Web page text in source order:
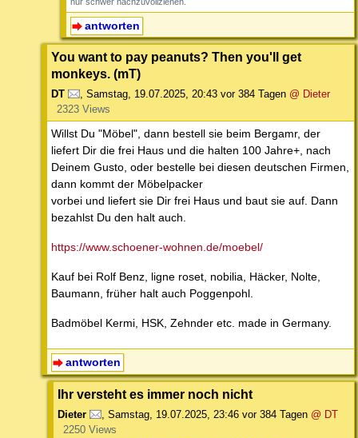
antworten
You want to pay peanuts? Then you'll get
monkeys. (mT)
DT , Samstag, 19.07.2025, 20:43 vor 384 Tagen @ Dieter
2323 Views
Willst Du "Möbel", dann bestell sie beim Bergamr, der
liefert Dir die frei Haus und die halten 100 Jahre+, nach
Deinem Gusto, oder bestelle bei diesen deutschen Firmen,
dann kommt der Möbelpacker
vorbei und liefert sie Dir frei Haus und baut sie auf. Dann
bezahlst Du den halt auch.
https://www.schoener-wohnen.de/moebel/
Kauf bei Rolf Benz, ligne roset, nobilia, Häcker, Nolte,
Baumann, früher halt auch Poggenpohl.
Badmöbel Kermi, HSK, Zehnder etc. made in Germany.
antworten
Ihr versteht es immer noch nicht
Dieter , Samstag, 19.07.2025, 23:46 vor 384 Tagen @ DT
2250 Views